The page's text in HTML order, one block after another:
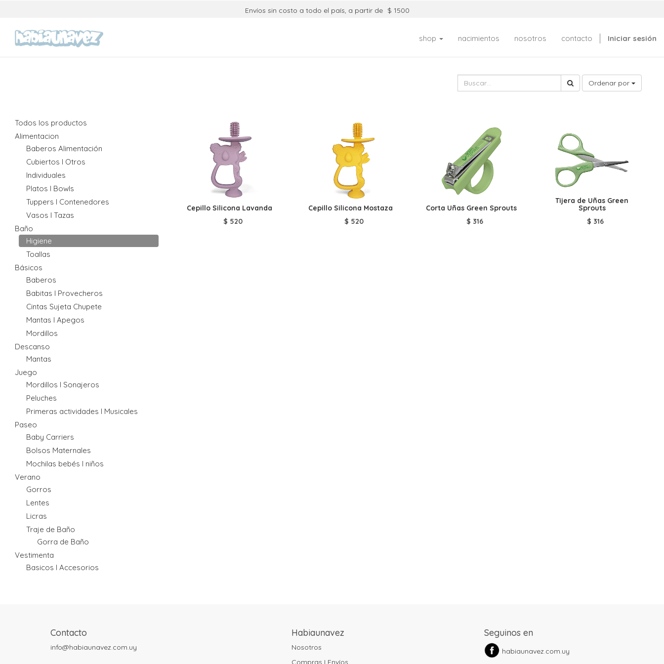
Envíos sin costo a todo el país, a partir de $ 1500
shop nacimientos nosotros contacto Iniciar sesión
Ordenar por
Todos los productos
Alimentacion
Baberos Alimentación
Cubiertos I Otros
Individuales
Platos I Bowls
Tuppers I Contenedores
Vasos I Tazas
Baño
Higiene
Toallas
Básicos
Baberos
Babitas I Provecheros
Cintas Sujeta Chupete
Mantas I Apegos
Mordillos
Descanso
Mantas
Juego
Mordillos I Sonajeros
Peluches
Primeras actividades I Musicales
Paseo
Baby Carriers
Bolsos Maternales
Mochilas bebés I niños
Verano
Gorros
Lentes
Licras
Traje de Baño
Gorra de Baño
Vestimenta
Basicos I Accesorios
Cepillo Silicona Lavanda
$ 520
Cepillo Silicona Mostaza
$ 520
Corta Uñas Green Sprouts
$ 316
Tijera de Uñas Green
Sprouts
$ 316
Contacto
info@habiaunavez.com.uy
Habiaunavez
Nosotros
Compras I Envíos
Seguinos en
habiaunavez.com.uy